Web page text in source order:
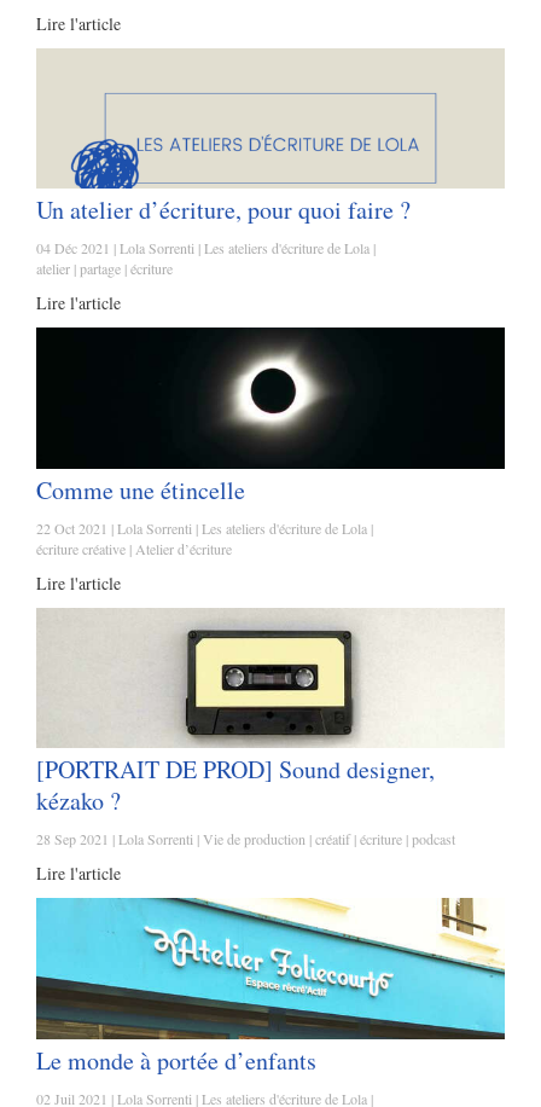
Lire l'article
Un atelier d’écriture, pour quoi faire ?
04 Déc 2021 Lola Sorrenti Les ateliers d'écriture de Lola
atelier partage écriture
Lire l'article
Comme une étincelle
22 Oct 2021 Lola Sorrenti Les ateliers d'écriture de Lola
écriture créative Atelier d’écriture
Lire l'article
[PORTRAIT DE PROD] Sound designer,
kézako ?
28 Sep 2021 Lola Sorrenti Vie de production créatif écriture podcast
Lire l'article
Le monde à portée d’enfants
02 Juil 2021 Lola Sorrenti Les ateliers d'écriture de Lola